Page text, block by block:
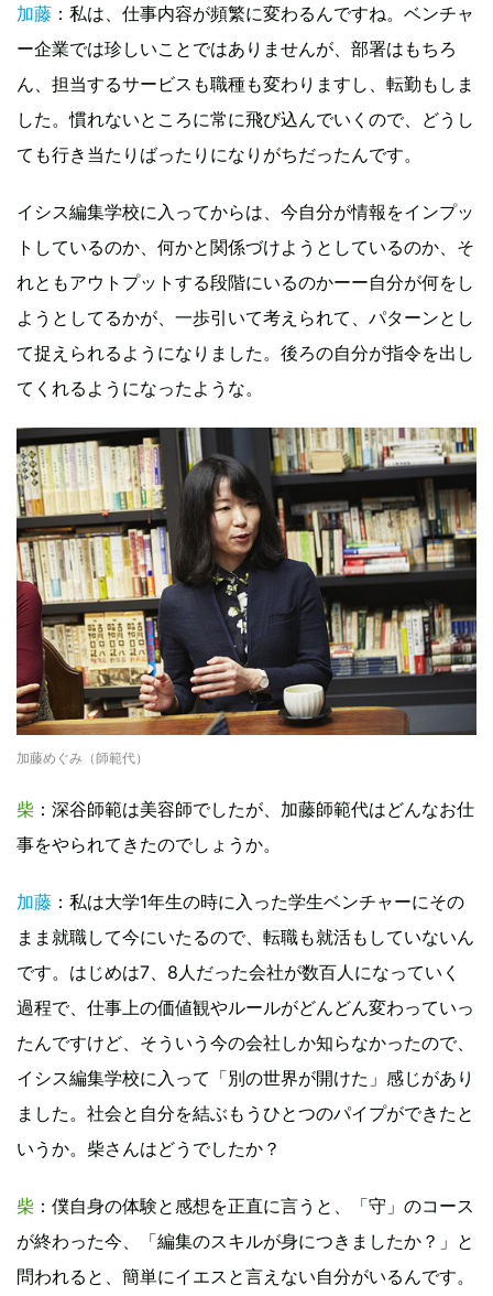
加藤 ：私は、仕事内容が頻繁に変わるんですね。ベンチャ
ー企業では珍しいことではありませんが、部署はもちろ
ん、担当するサービスも職種も変わりますし、転勤もしま
した。慣れないところに常に飛び込んでいくので、どうし
ても行き当たりばったりになりがちだったんです。
イシス編集学校に入ってからは、今自分が情報をインプッ
トしているのか、何かと関係づけようとしているのか、そ
れともアウトプットする段階にいるのかーー自分が何をし
ようとしてるかが、一歩引いて考えられて、パターンとし
て捉えられるようになりました。後ろの自分が指令を出し
てくれるようになったような。
加藤めぐみ（師範代）
柴 ：深谷師範は美容師でしたが、加藤師範代はどんなお仕
事をやられてきたのでしょうか。
加藤 ：私は大学1年生の時に入った学生ベンチャーにその
まま就職して今にいたるので、転職も就活もしていないん
です。はじめは7、8人だった会社が数百人になっていく
過程で、仕事上の価値観やルールがどんどん変わっていっ
たんですけど、そういう今の会社しか知らなかったので、
イシス編集学校に入って「別の世界が開けた」感じがあり
ました。社会と自分を結ぶもうひとつのパイプができたと
いうか。柴さんはどうでしたか？
柴 ：僕自身の体験と感想を正直に言うと、「守」のコース
が終わった今、「編集のスキルが身につきましたか？」と
問われると、簡単にイエスと言えない自分がいるんです。